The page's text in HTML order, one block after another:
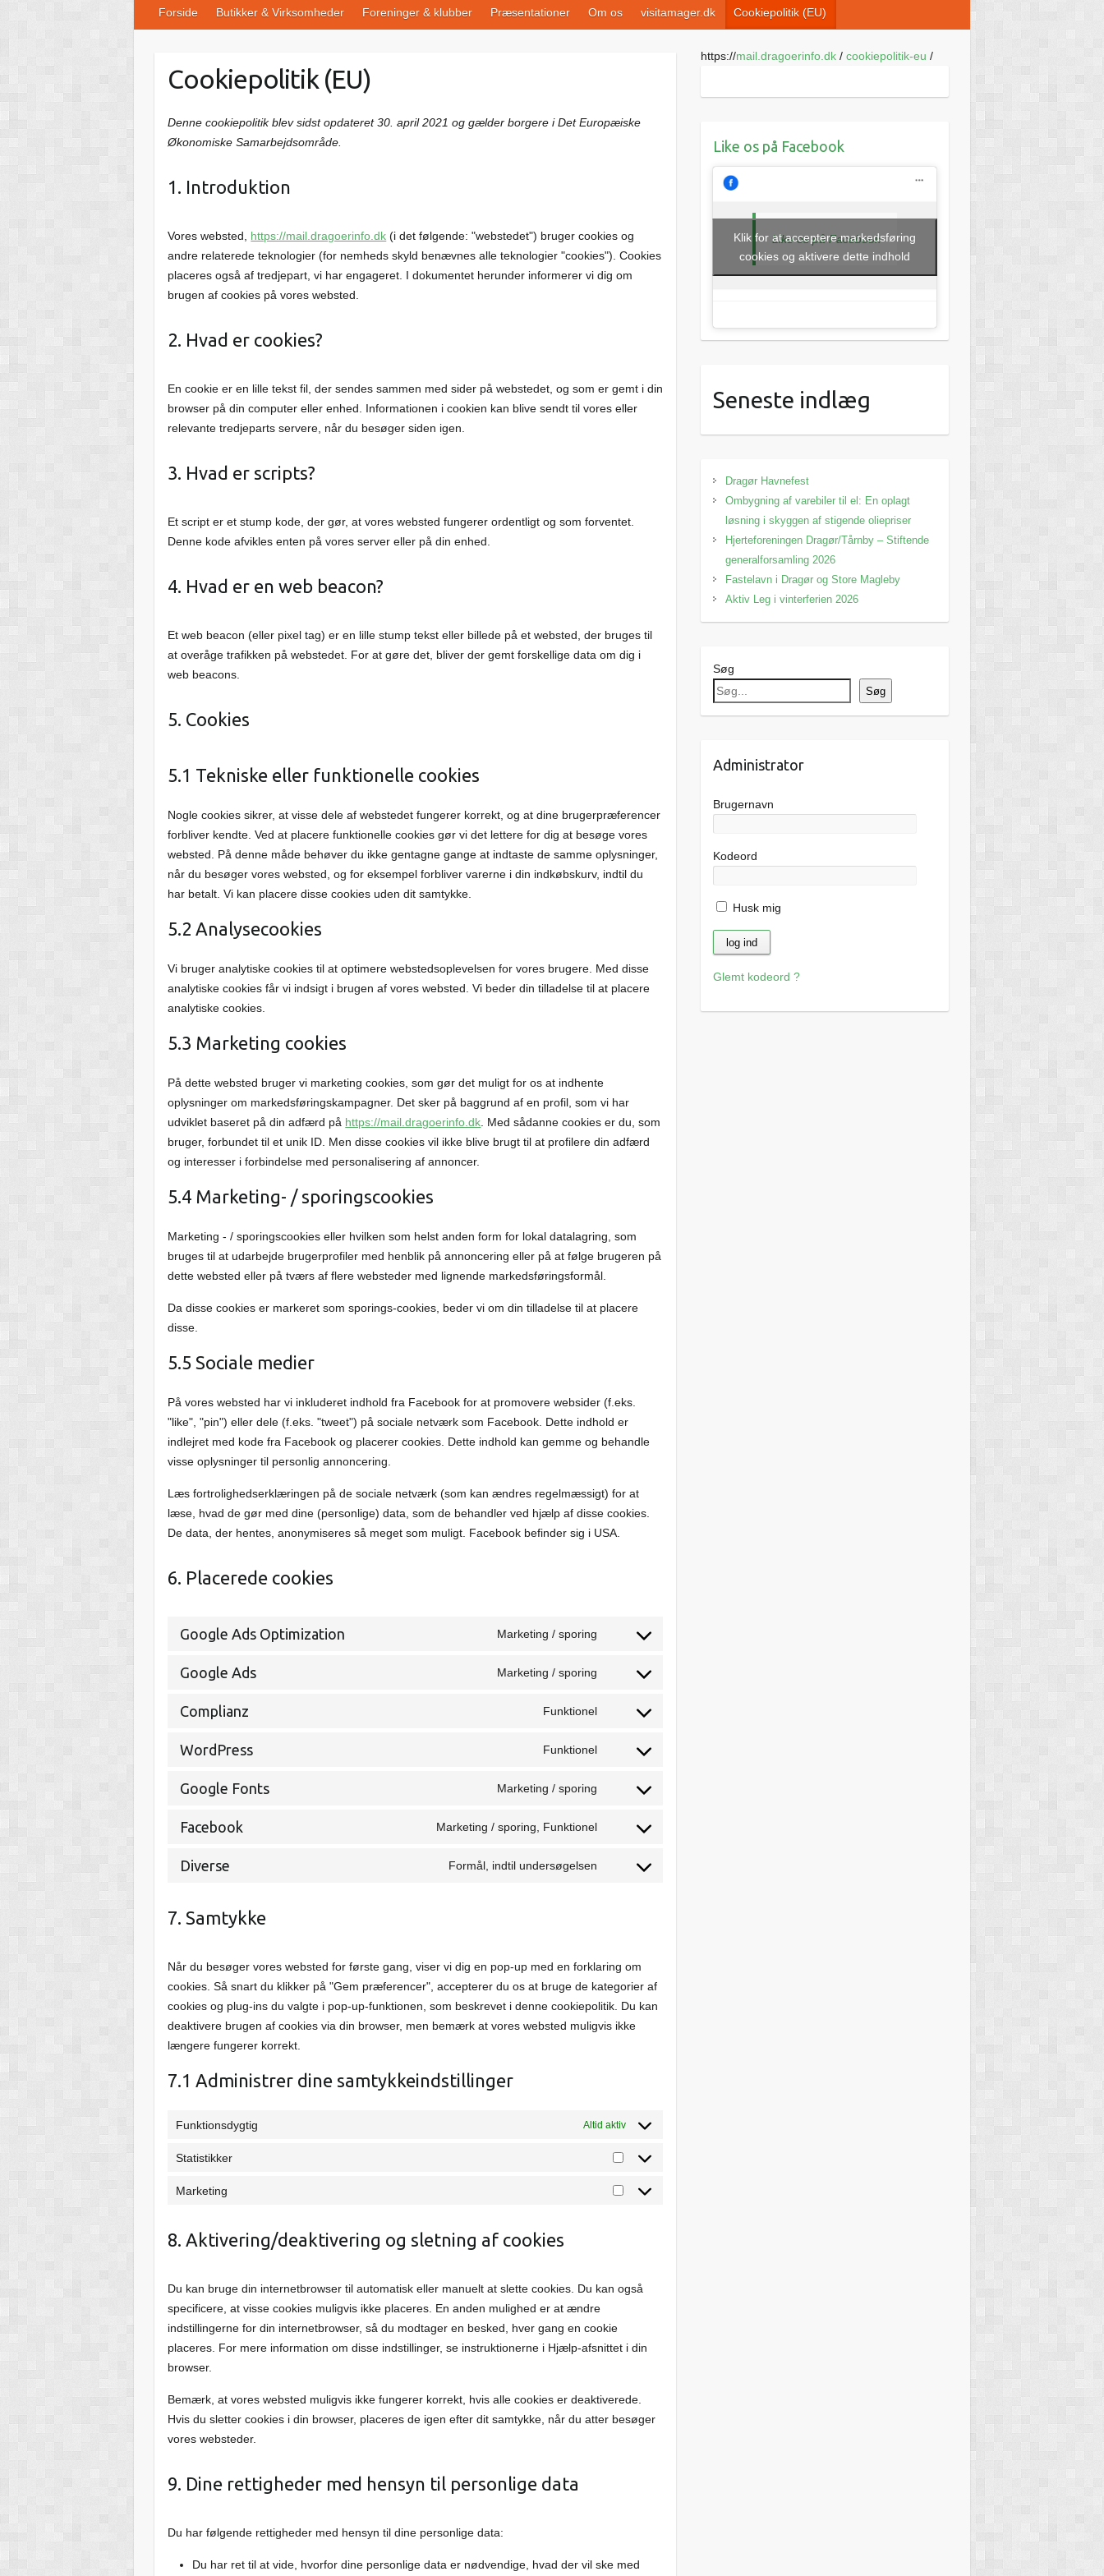
Forside Butikker & Virksomheder Foreninger & klubber Præsentationer Om os visitamager.dk Cookiepolitik (EU)
Cookiepolitik (EU)
Denne cookiepolitik blev sidst opdateret 30. april 2021 og gælder borgere i Det Europæiske
Økonomiske Samarbejdsområde.
1. Introduktion
Vores websted, https://mail.dragoerinfo.dk (i det følgende: "webstedet") bruger cookies og
andre relaterede teknologier (for nemheds skyld benævnes alle teknologier "cookies"). Cookies
placeres også af tredjepart, vi har engageret. I dokumentet herunder informerer vi dig om
brugen af ​​cookies på vores websted.
2. Hvad er cookies?
En cookie er en lille tekst fil, der sendes sammen med sider på webstedet, og som er gemt i din
browser på din computer eller enhed. Informationen i cookien kan blive sendt til vores eller
relevante tredjeparts servere, når du besøger siden igen.
3. Hvad er scripts?
Et script er et stump kode, der gør, at vores websted fungerer ordentligt og som forventet.
Denne kode afvikles enten på vores server eller på din enhed.
4. Hvad er en web beacon?
Et web beacon (eller pixel tag) er en lille stump tekst eller billede på et websted, der bruges til
at overåge trafikken på webstedet. For at gøre det, bliver der gemt forskellige data om dig i
web beacons.
5. Cookies
5.1 Tekniske eller funktionelle cookies
Nogle cookies sikrer, at visse dele af webstedet fungerer korrekt, og at dine brugerpræferencer
forbliver kendte. Ved at placere funktionelle cookies gør vi det lettere for dig at besøge vores
websted. På denne måde behøver du ikke gentagne gange at indtaste de samme oplysninger,
når du besøger vores websted, og for eksempel forbliver varerne i din indkøbskurv, indtil du
har betalt. Vi kan placere disse cookies uden dit samtykke.
5.2 Analysecookies
Vi bruger analytiske cookies til at optimere webstedsoplevelsen for vores brugere. Med disse
analytiske cookies får vi indsigt i brugen af ​​vores websted. Vi beder din tilladelse til at placere
analytiske cookies.
5.3 Marketing cookies
På dette websted bruger vi marketing cookies, som gør det muligt for os at indhente
oplysninger om markedsføringskampagner. Det sker på baggrund af en profil, som vi har
udviklet baseret på din adfærd på https://mail.dragoerinfo.dk. Med sådanne cookies er du, som
bruger, forbundet til et unik ID. Men disse cookies vil ikke blive brugt til at profilere din adfærd
og interesser i forbindelse med personalisering af annoncer.
5.4 Marketing- / sporingscookies
Marketing - / sporingscookies eller hvilken som helst anden form for lokal datalagring, som
bruges til at udarbejde brugerprofiler med henblik på annoncering eller på at følge brugeren på
dette websted eller på tværs af flere websteder med lignende markedsføringsformål.
Da disse cookies er markeret som sporings-cookies, beder vi om din tilladelse til at placere
disse.
5.5 Sociale medier
På vores websted har vi inkluderet indhold fra Facebook for at promovere websider (f.eks.
"like", "pin") eller dele (f.eks. "tweet") på sociale netværk som Facebook. Dette indhold er
indlejret med kode fra Facebook og placerer cookies. Dette indhold kan gemme og behandle
visse oplysninger til personlig annoncering.
Læs fortrolighedserklæringen på de sociale netværk (som kan ændres regelmæssigt) for at
læse, hvad de gør med dine (personlige) data, som de behandler ved hjælp af disse cookies.
De data, der hentes, anonymiseres så meget som muligt. Facebook befinder sig i USA.
6. Placerede cookies
Google Ads Optimization Marketing / sporing
Consent
service
Google Ads Marketing / sporing
Consent
service
Complianz Funktionel
Consent
service
WordPress Funktionel
Consent
service
Google Fonts Marketing / sporing
Consent
service
Facebook Marketing / sporing, Funktionel
Consent
service
Diverse Formål, indtil undersøgelsen
Consent
7. Samtykke
Når du besøger vores websted for første gang, viser vi dig en pop-up med en forklaring om
cookies. Så snart du klikker på "Gem præferencer", accepterer du os at bruge de kategorier af
cookies og plug-ins du valgte i pop-up-funktionen, som beskrevet i denne cookiepolitik. Du kan
deaktivere brugen af ​​cookies via din browser, men bemærk at vores websted muligvis ikke
længere fungerer korrekt.
7.1 Administrer dine samtykkeindstillinger
Funktionsdygtig Altid aktiv
Statistikker
Statistikker
Marketing
Marketing
8. Aktivering/deaktivering og sletning af cookies
Du kan bruge din internetbrowser til automatisk eller manuelt at slette cookies. Du kan også
specificere, at visse cookies muligvis ikke placeres. En anden mulighed er at ændre
indstillingerne for din internetbrowser, så du modtager en besked, hver gang en cookie
placeres. For mere information om disse indstillinger, se instruktionerne i Hjælp-afsnittet i din
browser.
Bemærk, at vores websted muligvis ikke fungerer korrekt, hvis alle cookies er deaktiverede.
Hvis du sletter cookies i din browser, placeres de igen efter dit samtykke, når du atter besøger
vores websteder.
9. Dine rettigheder med hensyn til personlige data
Du har følgende rettigheder med hensyn til dine personlige data:
Du har ret til at vide, hvorfor dine personlige data er nødvendige, hvad der vil ske med
https://mail.dragoerinfo.dk/ cookiepolitik-eu /
Like os på Facebook
Like os på Facebook
Klik for at acceptere markedsføring
cookies og aktivere dette indhold
Seneste indlæg
Dragør Havnefest
Ombygning af varebiler til el: En oplagt
løsning i skyggen af stigende oliepriser
Hjerteforeningen Dragør/Tårnby – Stiftende
generalforsamling 2026
Fastelavn i Dragør og Store Magleby
Aktiv Leg i vinterferien 2026
Søg
Søg
Administrator
Brugernavn
Kodeord
Husk mig
Glemt kodeord ?